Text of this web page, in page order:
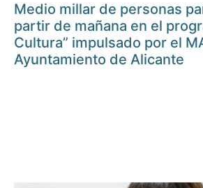
Medio millar de personas
partir de mañana en el
Cultura” impulsado por el
Ayuntamiento de Alicante